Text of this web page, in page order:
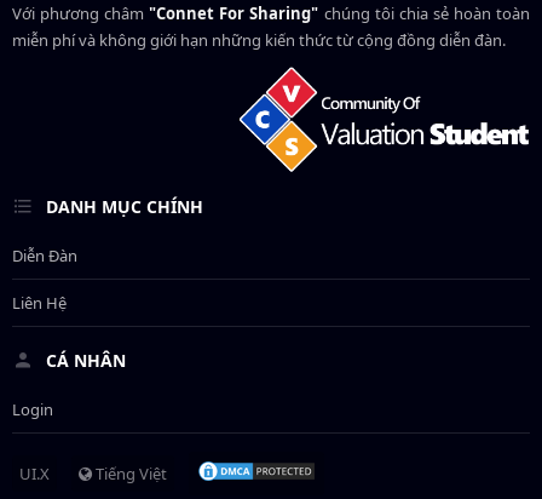
Với phương châm"Connet For Sharing" chúng tôi chia sẻ hoàn toàn
miễn phí và không giới hạn những kiến thức từ cộng đồng diễn đàn.
DANH MỤC CHÍNH
Diễn Đàn
Liên Hệ
CÁ NHÂN
Login
UI.X Tiếng Việt